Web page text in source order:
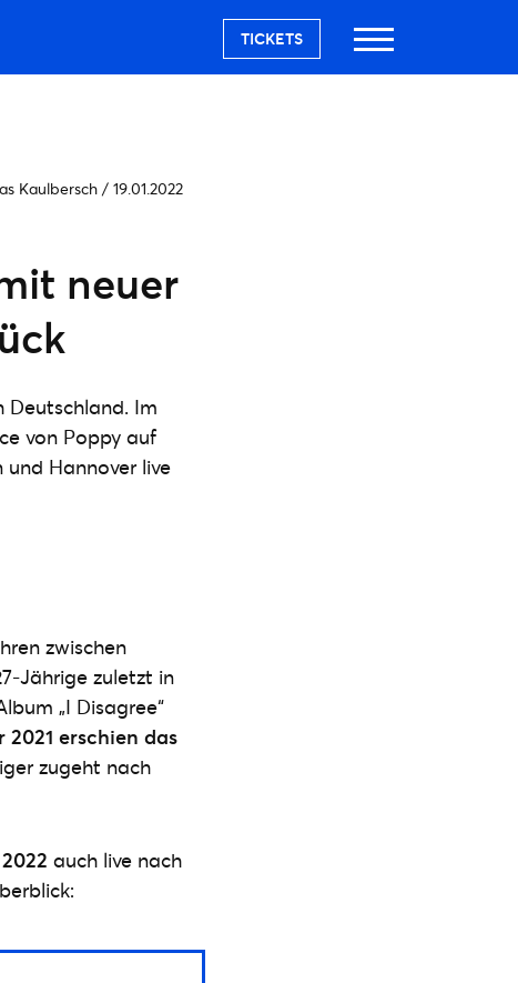
TICKETS
Kaulbersch / 19.01.2022
neuer
Deutschland. Im
von Poppy auf
und Hannover live
zwischen
Jährige zuletzt in
„I Disagree“
2021 erschien das
zugeht nach
auch live nach